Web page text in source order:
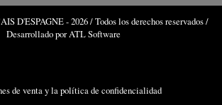
D'ESPAGNE - 2026 / Todos los derechos reservados /
Desarrollado por ATL Software
de venta y la política de confidencialidad